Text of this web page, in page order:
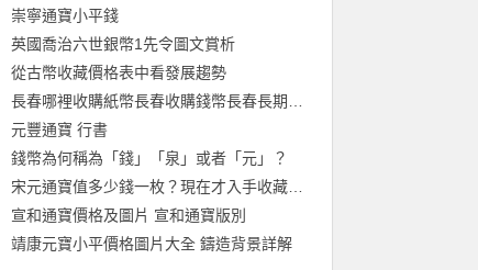
崇寧通寶小平錢
英國喬治六世銀幣1先令圖文賞析
從古幣收藏價格表中看發展趨勢
元豐通寶 行書
錢幣為何稱為「錢」「泉」或者「元」？
宣和通寶價格及圖片 宣和通寶版別
靖康元寶小平價格圖片大全 鑄造背景詳解